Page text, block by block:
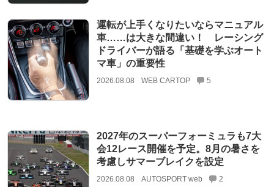
運転が上手くなりたいならマニュアル
車……は大きな間違い！ レーシング
ドライバーが語る「基礎を学ぶオート
マ車」の重要性
2026.08.08 WEB CARTOP 5
2027年のスーパーフォーミュラも7大
会12レース開催を予定。8月の暑さを
考慮しサマーブレイクを設定
2026.08.08 AUTOSPORT web 2